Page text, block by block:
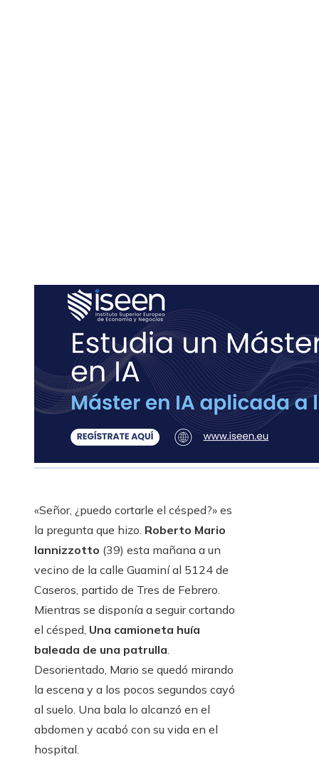
«Señor, ¿puedo cortarle el césped?» es
la pregunta que hizo. Roberto Mario
Iannizzotto (39) esta mañana a un
vecino de la calle Guaminí al 5124 de
Caseros, partido de Tres de Febrero.
Mientras se disponía a seguir cortando
el césped, Una camioneta huía
baleada de una patrulla.
Desorientado, Mario se quedó mirando
la escena y a los pocos segundos cayó
al suelo. Una bala lo alcanzó en el
abdomen y acabó con su vida en el
hospital.